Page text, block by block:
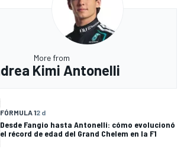
More from
Kimi Antonelli
FÓRMULA 12 d
Desde Fangio hasta Antonelli: cómo evolucionó
el récord de edad del Grand Chelem en la F1